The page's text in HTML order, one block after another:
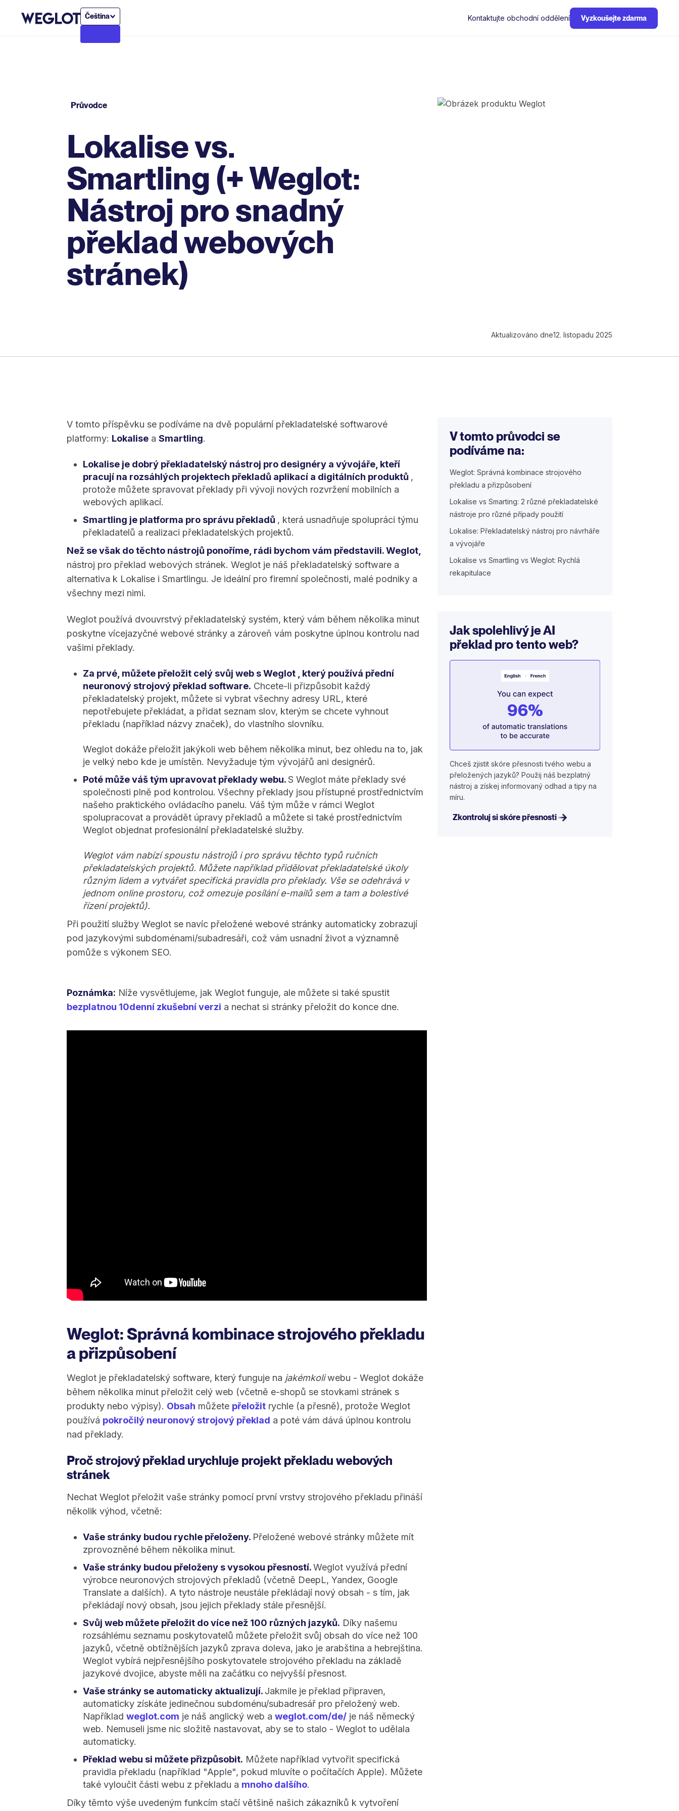
Čeština Kontaktujte obchodní oddělení Vyzkoušejte zdarma
Průvodce
Lokalise vs.
Smartling (+ Weglot:
Nástroj pro snadný
překlad webových
stránek)
Aktualizováno dne12. listopadu 2025
V tomto příspěvku se podíváme na dvě populární překladatelské softwarové
platformy: Lokalise a Smartling.
Lokalise je dobrý překladatelský nástroj pro designéry a vývojáře, kteří
pracují na rozsáhlých projektech překladů aplikací a digitálních produktů ,
protože můžete spravovat překlady při vývoji nových rozvržení mobilních a
webových aplikací.
Smartling je platforma pro správu překladů , která usnadňuje spolupráci týmu
překladatelů a realizaci překladatelských projektů.
Než se však do těchto nástrojů ponoříme, rádi bychom vám představili.Weglot
nástroj pro překlad webových stránek. Weglot je náš překladatelský software a
alternativa k Lokalise i Smartlingu. Je ideální pro firemní společnosti, malé podniky a
všechny mezi nimi.
Weglot používá dvouvrstvý překladatelský systém, který vám během několika minut
poskytne vícejazyčné webové stránky a zároveň vám poskytne úplnou kontrolu nad
vašimi překlady.
Za prvé, můžete přeložit celý svůj web s Weglot , který používá přední
neuronový strojový překlad software. Chcete-li přizpůsobit každý
překladatelský projekt, můžete si vybrat všechny adresy URL, které
nepotřebujete překládat, a přidat seznam slov, kterým se chcete vyhnout
překladu (například názvy značek), do vlastního slovníku.
Weglot dokáže přeložit jakýkoli web během několika minut, bez ohledu na to, jak
je velký nebo kde je umístěn. Nevyžaduje tým vývojářů ani designérů.
Poté může váš tým upravovat překlady webu.S Weglot máte překlady své
společnosti plně pod kontrolou. Všechny překlady jsou přístupné prostřednictvím
našeho praktického ovládacího panelu. Váš tým může v rámci Weglot
spolupracovat a provádět úpravy překladů a můžete si také prostřednictvím
Weglot objednat profesionální překladatelské služby.
Weglot vám nabízí spoustu nástrojů i pro správu těchto typů ručních
překladatelských projektů. Můžete například přidělovat překladatelské úkoly
různým lidem a vytvářet specifická pravidla pro překlady. Vše se odehrává v
jednom online prostoru, což omezuje posílání e-mailů sem a tam a bolestivé
řízení projektů).
Při použití služby Weglot se navíc přeložené webové stránky automaticky zobrazují
pod jazykovými subdoménami/subadresáři, což vám usnadní život a významně
pomůže s výkonem SEO.
Poznámka: Níže vysvětlujeme, jak Weglot funguje, ale můžete si také spustit
bezplatnou 10denní zkušební verzi a nechat si stránky přeložit do konce dne.
Weglot: Správná kombinace strojového překladu
a přizpůsobení
Weglot je překladatelský software, který funguje na jakémkoliwebu - Weglot dokáže
během několika minut přeložit celý web (včetně e-shopů se stovkami stránek s
produkty nebo výpisy). Obsah můžete přeložit rychle (a přesně), protože Weglot
používá pokročilý neuronový strojový překlad a poté vám dává úplnou kontrolu
nad překlady.
Proč strojový překlad urychluje projekt překladu webových
stránek
Nechat Weglot přeložit vaše stránky pomocí první vrstvy strojového překladu přináší
několik výhod, včetně:
Vaše stránky budou rychle přeloženy. Přeložené webové stránky můžete mít
zprovozněné během několika minut.
Vaše stránky budou přeloženy s vysokou přesností.Weglot využívá přední
výrobce neuronových strojových překladů (včetně DeepL, Yandex, Google
Translate a dalších). A tyto nástroje neustále překládají nový obsah - s tím, jak
překládají nový obsah, jsou jejich překlady stále přesnější.
Svůj web můžete přeložit do více než 100 různých jazyků. Díky našemu
rozsáhlému seznamu poskytovatelů můžete přeložit svůj obsah do více než 100
jazyků, včetně obtížnějších jazyků zprava doleva, jako je arabština a hebrejština.
Weglot vybírá nejpřesnějšího poskytovatele strojového překladu na základě
jazykové dvojice, abyste měli na začátku co nejvyšší přesnost.
Vaše stránky se automaticky aktualizují. Jakmile je překlad připraven,
automaticky získáte jedinečnou subdoménu/subadresář pro přeložený web.
Například weglot.com je náš anglický web a weglot.com/de/ je náš německý
web. Nemuseli jsme nic složitě nastavovat, aby se to stalo - Weglot to udělala
automaticky.
Překlad webu si můžete přizpůsobit. Můžete například vytvořit specifická
pravidla překladu (například "Apple", pokud mluvíte o počítačích Apple). Můžete
také vyloučit části webu z překladu a mnoho dalšího.
Díky těmto výše uvedeným funkcím stačí většině našich zákazníků k vytvoření
V tomto průvodci se
podíváme na:
Weglot: Správná kombinace strojového
překladu a přizpůsobení
Lokalise vs Smarting: 2 různé překladatelské
nástroje pro různé případy použití
Lokalise: Překladatelský nástroj pro návrháře
a vývojáře
Lokalise vs Smartling vs Weglot: Rychlá
rekapitulace
Jak spolehlivý je AI
překlad pro tento web?
Chceš zjistit skóre přesnosti tvého webu a
přeložených jazyků? Použij náš bezplatný
nástroj a získej informovaný odhad a tipy na
míru.
Zkontroluj si skóre přesnosti